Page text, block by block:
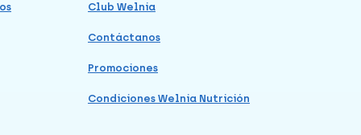
Club Welnia
Contáctanos
Promociones
Condiciones Welnia Nutrición